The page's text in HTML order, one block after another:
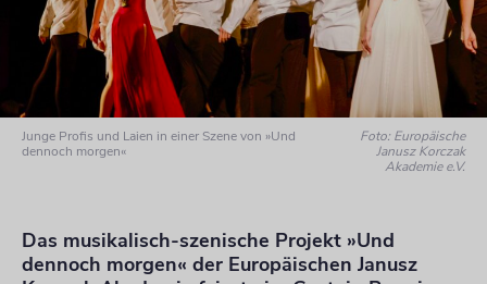
Junge Profis und Laien in einer Szene von »Und
dennoch morgen«
Foto: Europäische
Janusz Korczak
Akademie e.V.
Das musikalisch-szenische Projekt »Und
dennoch morgen« der Europäischen Janusz